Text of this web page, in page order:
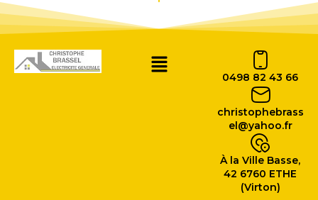
0498 82 43 66
christophebrass
el@yahoo.fr
À la Ville Basse,
42 6760 ETHE
(Virton)